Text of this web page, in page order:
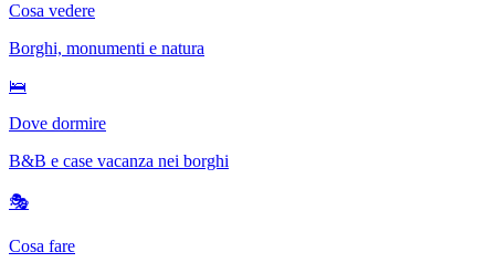
Cosa vedere
Borghi, monumenti e natura
🛌
Dove dormire
B&B e case vacanza nei borghi
🎭
Cosa fare